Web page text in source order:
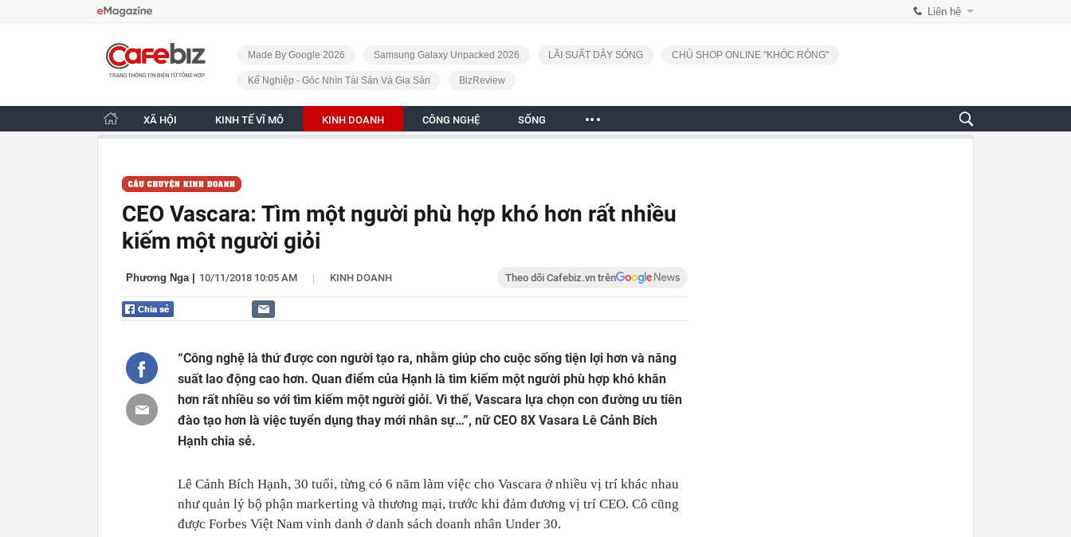
Liên hệ
CafeBiz - Trang chủ
Made By Google 2026 Samsung Galaxy Unpacked 2026 LÃI SUẤT DẬY SÓNG CHỦ SHOP ONLINE "KHÓC RÒNG"
Kế Nghiệp - Góc Nhìn Tài Sản Và Gia Sản BizReview
XÃ HỘI KINH TẾ VĨ MÔ KINH DOANH CÔNG NGHỆ SỐNG
CEO Vascara: Tìm một người phù hợp khó hơn rất nhiều
kiếm một người giỏi
Phương Nga| 10/11/2018 10:05 AM | KINH DOANH Theo dõi Cafebiz.vn trên
“Công nghệ là thứ được con người tạo ra, nhằm giúp cho cuộc sống tiện lợi hơn và năng
suất lao động cao hơn. Quan điểm của Hạnh là tìm kiếm một người phù hợp khó khăn
hơn rất nhiều so với tìm kiếm một người giỏi. Vì thế, Vascara lựa chọn con đường ưu tiên
đào tạo hơn là việc tuyển dụng thay mới nhân sự…”, nữ CEO 8X Vasara Lê Cảnh Bích
Hạnh chia sẻ.
Lê Cảnh Bích Hạnh, 30 tuổi, từng có 6 năm làm việc cho Vascara ở nhiều vị trí khác nhau
như quản lý bộ phận markerting và thương mại, trước khi đảm đương vị trí CEO. Cô cũng
được Forbes Việt Nam vinh danh ở danh sách doanh nhân Under 30.